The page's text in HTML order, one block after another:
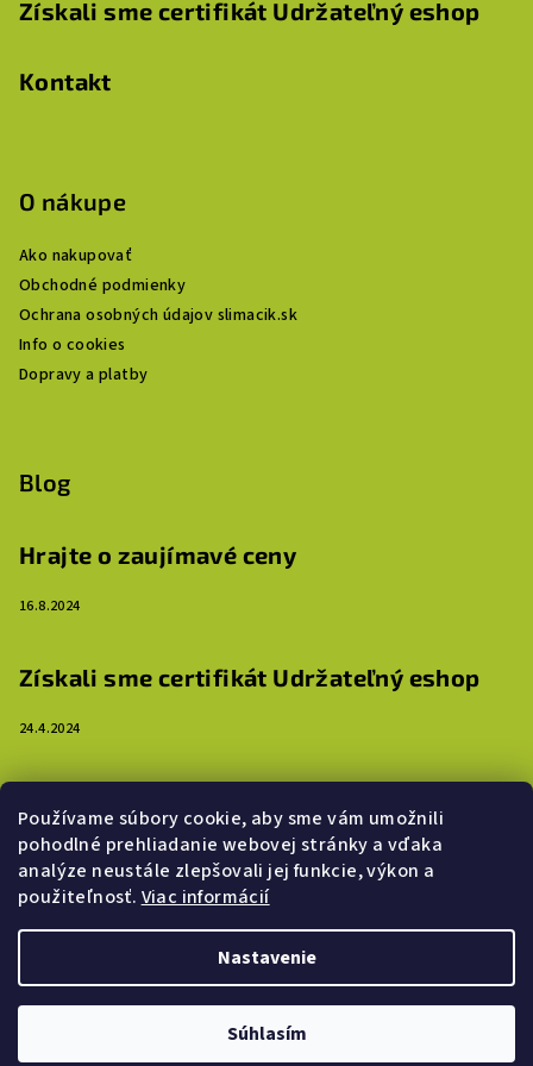
Používame súbory cookie, aby sme vám umožnili
pohodlné prehliadanie webovej stránky a vďaka
analýze neustále zlepšovali jej funkcie, výkon a
použiteľnosť. Viac informácií
Nastavenie
Súhlasím
Získali sme certifikát Udržateľný eshop
Kontakt
O nákupe
Ako nakupovať
Obchodné podmienky
Ochrana osobných údajov slimacik.sk
Info o cookies
Dopravy a platby
Blog
Hrajte o zaujímavé ceny
16.8.2024
Získali sme certifikát Udržateľný eshop
24.4.2024
samolepkami
16.4.2024